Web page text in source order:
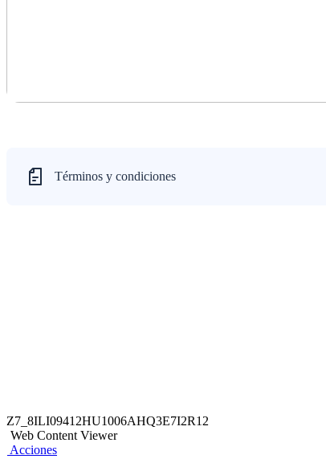
Términos y condiciones
Z7_8ILI09412HU1006AHQ3E7I2R12
Web Content Viewer
Acciones